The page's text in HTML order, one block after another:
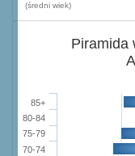
(średni wiek)
Piramida
70-74
75-79
80-84
85+